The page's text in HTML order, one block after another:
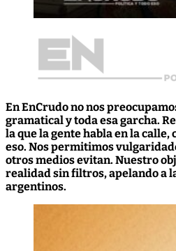
En EnCrudo no nos
gramatical y toda esa garcha.
la que la gente habla en la calle,
eso. Nos permitimos
otros medios evitan. Nuestro
realidad sin filtros, apelando a
argentinos.